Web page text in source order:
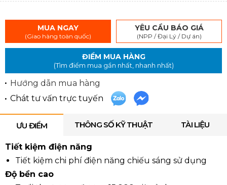
MUA NGAY
(Giao hàng toàn quốc)
YÊU CẦU BÁO GIÁ
(NPP / Đại Lý / Dự án)
ĐIỂM MUA HÀNG
(Tìm điểm mua gần nhất, nhanh nhất)
Hướng dẫn mua hàng
Chát tư vấn trực tuyến
ƯU ĐIỂM THÔNG SỐ KỸ THUẬT TÀI LIỆU
Tiết kiệm điện năng
Tiết kiệm chi phí điện năng chiếu sáng sử dụng
Độ bền cao